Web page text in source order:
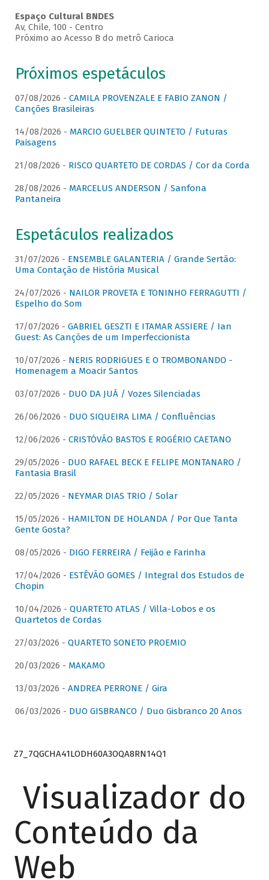
Espaço Cultural BNDES
Av, Chile, 100 - Centro
Próximo ao Acesso B do metrô Carioca
Próximos espetáculos
07/08/2026 - CAMILA PROVENZALE E FABIO ZANON /
Canções Brasileiras
14/08/2026 - MARCIO GUELBER QUINTETO / Futuras
Paisagens
21/08/2026 - RISCO QUARTETO DE CORDAS / Cor da Corda
28/08/2026 - MARCELUS ANDERSON / Sanfona
Pantaneira
Espetáculos realizados
31/07/2026 - ENSEMBLE GALANTERIA / Grande Sertão:
Uma Contação de História Musical
24/07/2026 - NAILOR PROVETA E TONINHO FERRAGUTTI /
Espelho do Som
17/07/2026 - GABRIEL GESZTI E ITAMAR ASSIERE / Ian
Guest: As Canções de um Imperfeccionista
10/07/2026 - NERIS RODRIGUES E O TROMBONANDO -
Homenagem a Moacir Santos
03/07/2026 - DUO DA JUÁ / Vozes Silenciadas
26/06/2026 - DUO SIQUEIRA LIMA / Confluências
12/06/2026 - CRISTÓVÃO BASTOS E ROGÉRIO CAETANO
29/05/2026 - DUO RAFAEL BECK E FELIPE MONTANARO /
Fantasia Brasil
22/05/2026 - NEYMAR DIAS TRIO / Solar
15/05/2026 - HAMILTON DE HOLANDA / Por Que Tanta
Gente Gosta?
08/05/2026 - DIGO FERREIRA / Feijão e Farinha
17/04/2026 - ESTÊVÃO GOMES / Integral dos Estudos de
Chopin
10/04/2026 - QUARTETO ATLAS / Villa-Lobos e os
Quartetos de Cordas
27/03/2026 - QUARTETO SONETO PROEMIO
20/03/2026 - MAKAMO
13/03/2026 - ANDREA PERRONE / Gira
06/03/2026 - DUO GISBRANCO / Duo Gisbranco 20 Anos
Z7_7QGCHA41LODH60A3OQA8RN14Q1
Visualizador do
Conteúdo da
Web